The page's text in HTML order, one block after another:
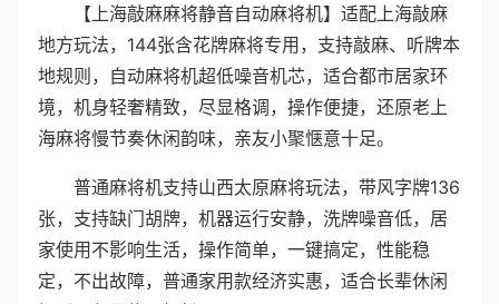
【上海敲麻麻将静音自动麻将机】适配上海敲麻
地方玩法，144张含花牌麻将专用，支持敲麻、听牌本
地规则，自动麻将机超低噪音机芯，适合都市居家环
境，机身轻奢精致，尽显格调，操作便捷，还原老上
海麻将慢节奏休闲韵味，亲友小聚惬意十足。
普通麻将机支持山西太原麻将玩法，带风字牌136
张，支持缺门胡牌，机器运行安静，洗牌噪音低，居
家使用不影响生活，操作简单，一键搞定，性能稳
定，不出故障，普通家用款经济实惠，适合长辈休闲